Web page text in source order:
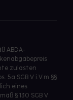
ABDA-
zulasten
5a SGB V i.V.m §§
eines
§ 130 SGB V